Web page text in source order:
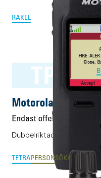
RAKEL
Motorola
Endast offert
Dubbelriktad personsökare
TETRAPERSONSÖKARE